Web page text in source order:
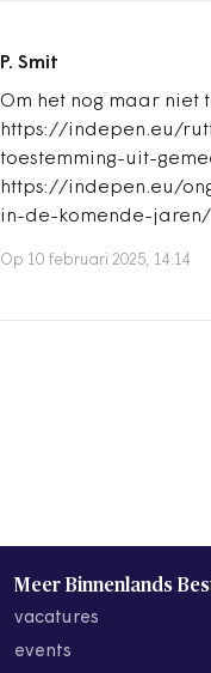
P. Smit
Om het nog maar niet
https://indepen.eu/
toestemming-uit-
https://indepen.eu/
in-de-komende-jaren/
Op 10 februari 2025, 14:14
Meer Binnenlands
vacatures
events